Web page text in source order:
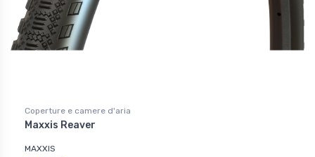
Coperture e camere d'aria
Maxxis Reaver
MAXXIS